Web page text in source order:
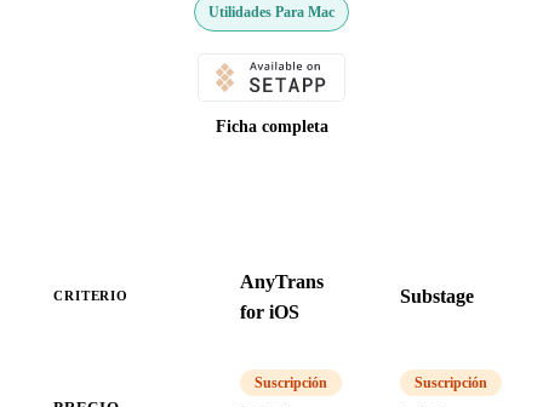
Utilidades Para Mac
Ficha completa
CRITERIO
AnyTrans
for iOS
Substage
Suscripción
Suscripción